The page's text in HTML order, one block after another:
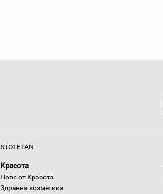
STOLETAN
Красота
Ново от Красота
Здравна козметика